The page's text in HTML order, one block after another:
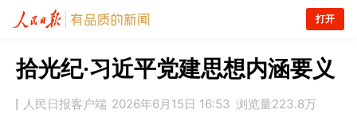
打开
拾光纪·习近平党建思想内涵要义
人民日报客户端 2026年6月15日 16:53 浏览量223.8万